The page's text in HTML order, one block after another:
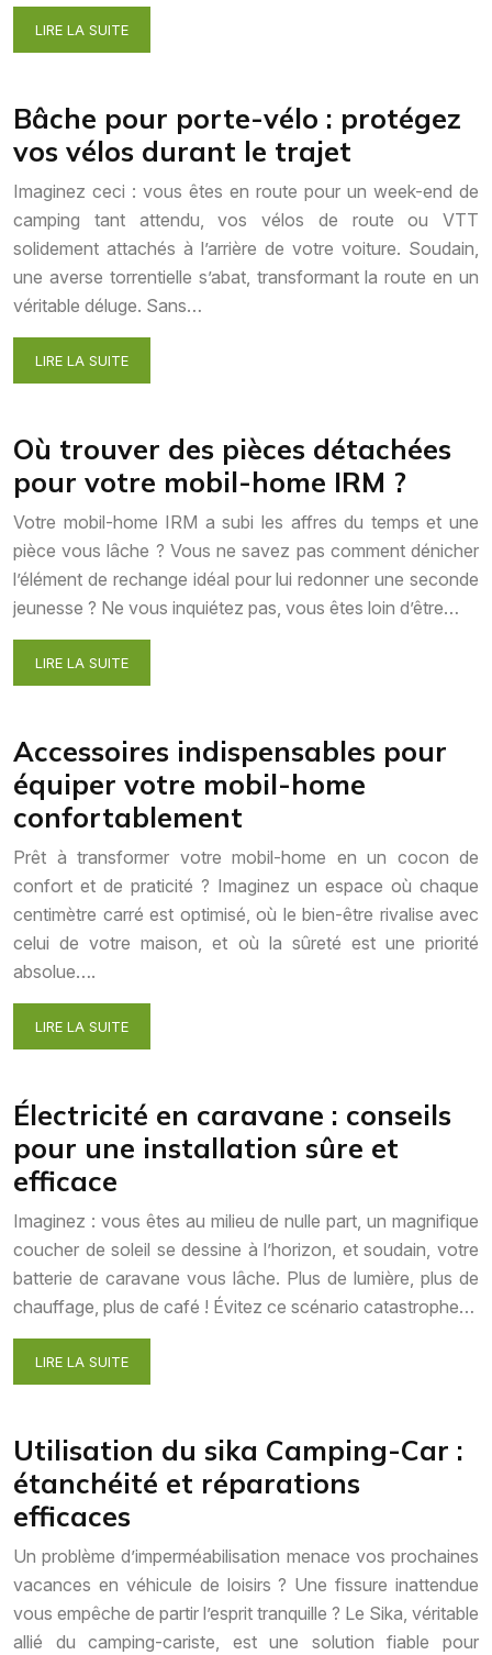
LIRE LA SUITE
Bâche pour porte-vélo : protégez
vos vélos durant le trajet
Imaginez ceci : vous êtes en route pour un week-end de
camping tant attendu, vos vélos de route ou VTT
solidement attachés à l’arrière de votre voiture. Soudain,
une averse torrentielle s’abat, transformant la route en un
véritable déluge. Sans…
LIRE LA SUITE
Où trouver des pièces détachées
pour votre mobil-home IRM ?
Votre mobil-home IRM a subi les affres du temps et une
pièce vous lâche ? Vous ne savez pas comment dénicher
l’élément de rechange idéal pour lui redonner une seconde
jeunesse ? Ne vous inquiétez pas, vous êtes loin d’être…
LIRE LA SUITE
Accessoires indispensables pour
équiper votre mobil-home
confortablement
Prêt à transformer votre mobil-home en un cocon de
confort et de praticité ? Imaginez un espace où chaque
centimètre carré est optimisé, où le bien-être rivalise avec
celui de votre maison, et où la sûreté est une priorité
absolue….
LIRE LA SUITE
Électricité en caravane : conseils
pour une installation sûre et
efficace
Imaginez : vous êtes au milieu de nulle part, un magnifique
coucher de soleil se dessine à l’horizon, et soudain, votre
batterie de caravane vous lâche. Plus de lumière, plus de
chauffage, plus de café ! Évitez ce scénario catastrophe…
LIRE LA SUITE
Utilisation du sika Camping-Car :
étanchéité et réparations
efficaces
Un problème d’imperméabilisation menace vos prochaines
vacances en véhicule de loisirs ? Une fissure inattendue
vous empêche de partir l’esprit tranquille ? Le Sika, véritable
allié du camping-cariste, est une solution fiable pour